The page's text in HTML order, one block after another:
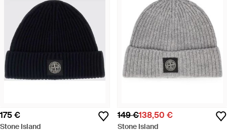
175 €
Stone Island
149 €138,50 €
Stone Island